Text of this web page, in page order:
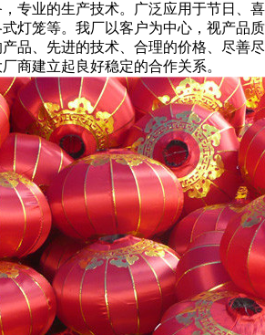
专业的生产技术。广泛应用于节日、喜
灯笼等。我厂以客户为中心，视产品质
品、先进的技术、合理的价格、尽善尽
商建立起良好稳定的合作关系。